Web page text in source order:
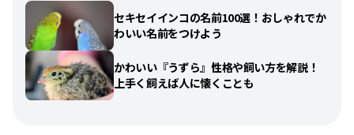
セキセイインコの名前100選！おしゃれでか
わいい名前をつけよう
かわいい『うずら』性格や飼い方を解説！
上手く飼えば人に懐くことも